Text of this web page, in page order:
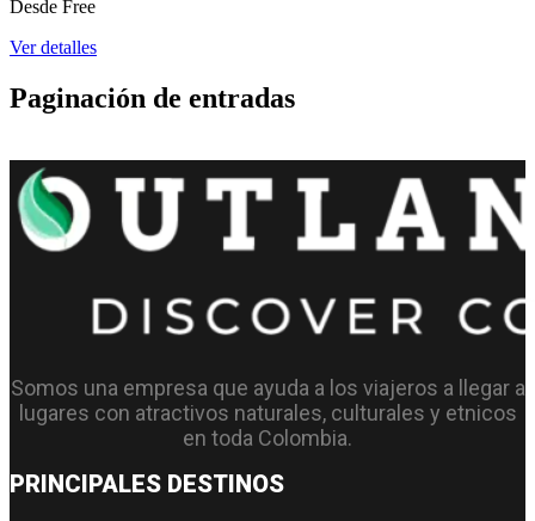
Desde Free
Ver detalles
Paginación de entradas
Somos una empresa que ayuda a los viajeros a llegar a
lugares con atractivos naturales, culturales y etnicos
en toda Colombia.
PRINCIPALES DESTINOS